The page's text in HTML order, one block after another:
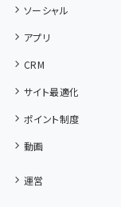
ソーシャル
アプリ
CRM
サイト最適化
ポイント制度
動画
運営